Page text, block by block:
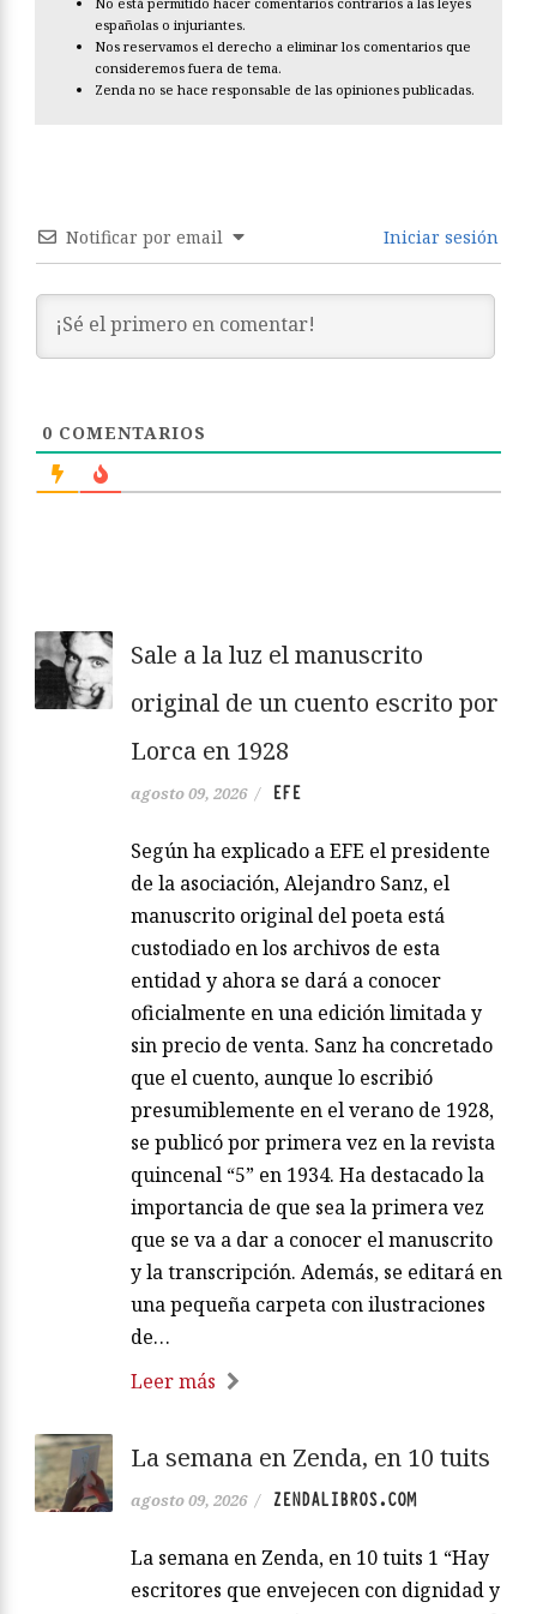
españolas o injuriantes.
Nos reservamos el derecho a eliminar los comentarios que
consideremos fuera de tema.
Zenda no se hace responsable de las opiniones publicadas.
Notificar por email Iniciar sesión
0 COMENTARIOS
Sale a la luz el manuscrito
original de un cuento escrito por
Lorca en 1928
agosto 09, 2026 / EFE
Según ha explicado a EFE el presidente
de la asociación, Alejandro Sanz, el
manuscrito original del poeta está
custodiado en los archivos de esta
entidad y ahora se dará a conocer
oficialmente en una edición limitada y
sin precio de venta. Sanz ha concretado
que el cuento, aunque lo escribió
presumiblemente en el verano de 1928,
se publicó por primera vez en la revista
quincenal “5” en 1934. Ha destacado la
importancia de que sea la primera vez
que se va a dar a conocer el manuscrito
y la transcripción. Además, se editará en
una pequeña carpeta con ilustraciones
de…
Leer más
La semana en Zenda, en 10 tuits
agosto 09, 2026 / ZENDALIBROS.COM
La semana en Zenda, en 10 tuits 1 “Hay
escritores que envejecen con dignidad y